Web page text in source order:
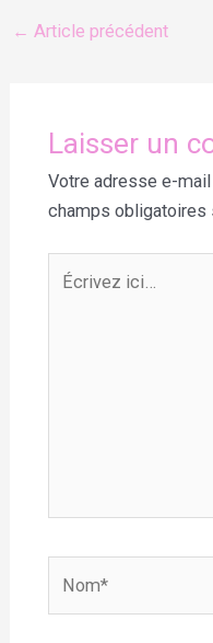
← Article précédent
Laisser un
Votre adresse e-
champs obligatoires